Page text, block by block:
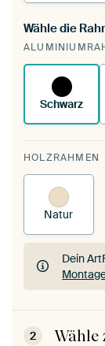
Du
deinen
es.
Wähle die
Schwarz
HOLZRAHMEN
Natur
Dein
Dein
2 Wähle